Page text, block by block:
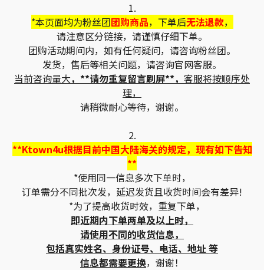
1.
*本页面均为粉丝团团购商品，下单后无法退款，
请注意区分链接，请谨慎仔细下单。
团购活动期间内，如有任何疑问，请咨询粉丝团。
发货，售后等相关问题，请咨询官网客服。
当前咨询量大，**请勿重复留言刷屏**， 客服将按顺序处
理，
请稍微耐心等待，谢谢。
2.
**Ktown4u根据目前中国大陆海关的规定，现有如下告知
**
*使用同一信息多次下单时，
订单需分不同批次发，延迟发货且收货时间会有差异!
*为了提高收货时效，重复下单，
即近期内下单两单及以上时，
请使用不同的收货信息，
包括真实姓名、身份证号、电话、地址 等
信息都需要更换，谢谢！